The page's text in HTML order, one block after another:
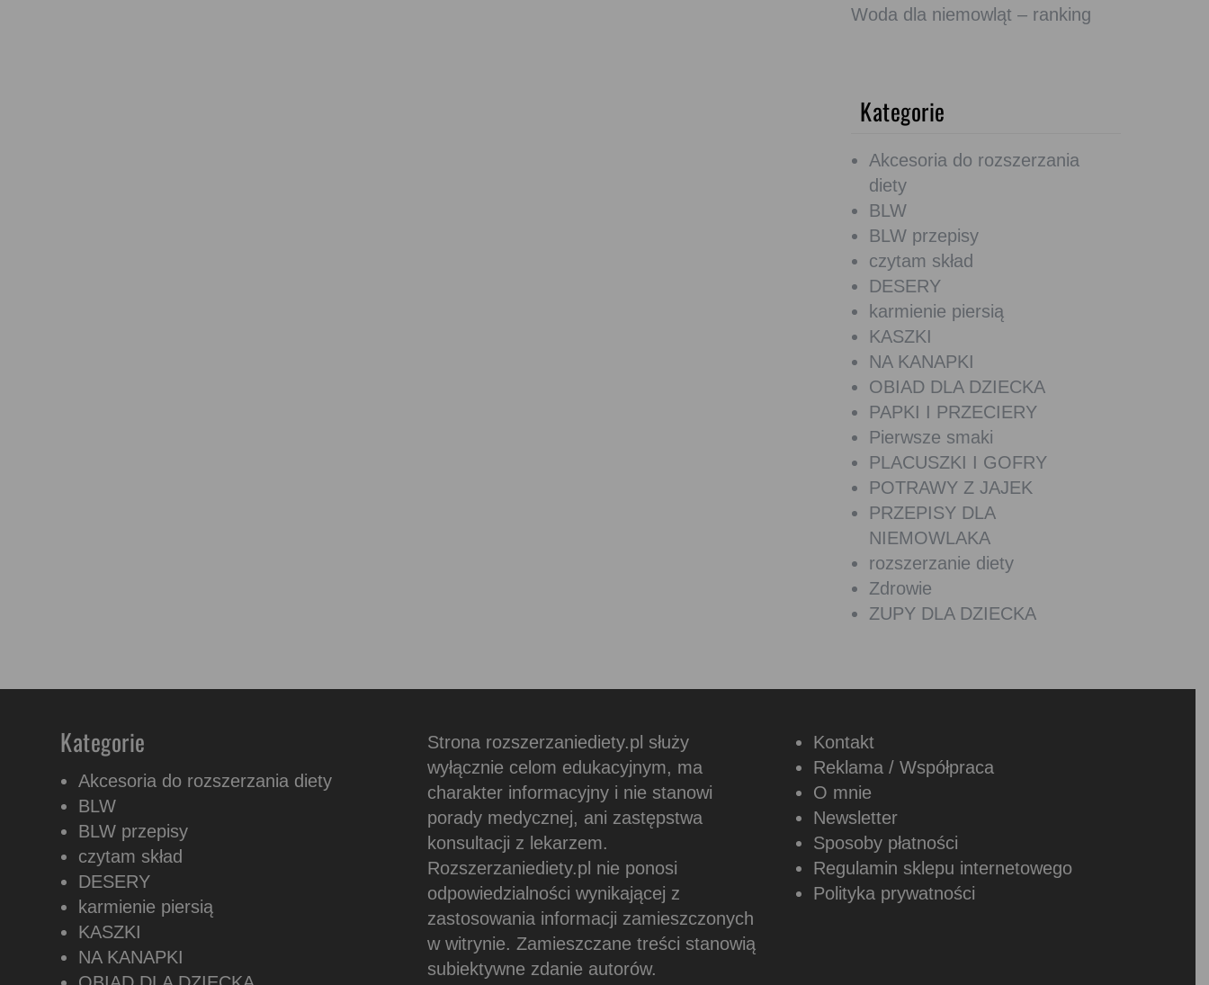
Woda dla niemowląt – ranking
Kategorie
Akcesoria do rozszerzania
diety
BLW
BLW przepisy
czytam skład
DESERY
karmienie piersią
KASZKI
NA KANAPKI
OBIAD DLA DZIECKA
PAPKI I PRZECIERY
Pierwsze smaki
PLACUSZKI I GOFRY
POTRAWY Z JAJEK
PRZEPISY DLA
NIEMOWLAKA
rozszerzanie diety
Zdrowie
ZUPY DLA DZIECKA
Kategorie
Akcesoria do rozszerzania diety
BLW
BLW przepisy
czytam skład
DESERY
karmienie piersią
KASZKI
NA KANAPKI
Strona rozszerzaniediety.pl służy
wyłącznie celom edukacyjnym, ma
charakter informacyjny i nie stanowi
porady medycznej, ani zastępstwa
konsultacji z lekarzem.
Rozszerzaniediety.pl nie ponosi
odpowiedzialności wynikającej z
zastosowania informacji zamieszczonych
w witrynie. Zamieszczane treści stanowią
subiektywne zdanie autorów.
Kontakt
Reklama / Współpraca
O mnie
Newsletter
Sposoby płatności
Regulamin sklepu internetowego
Polityka prywatności